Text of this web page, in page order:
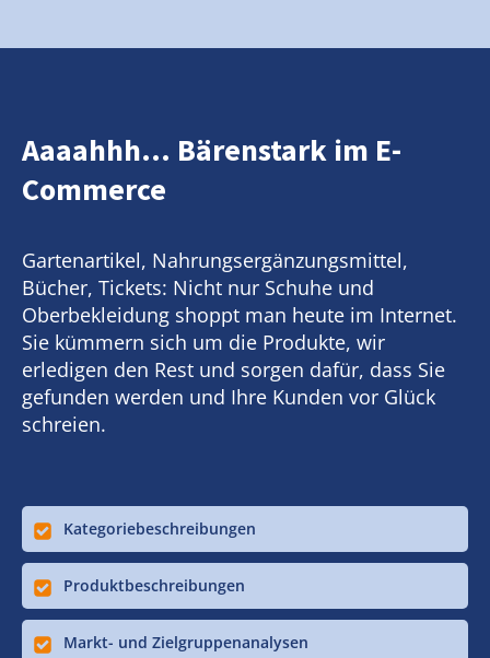
Aaaahhh... Bärenstark im E-
Commerce
Gartenartikel, Nahrungsergänzungsmittel,
Bücher, Tickets: Nicht nur Schuhe und
Oberbekleidung shoppt man heute im Internet.
Sie kümmern sich um die Produkte, wir
erledigen den Rest und sorgen dafür, dass Sie
gefunden werden und Ihre Kunden vor Glück
schreien.
Kategoriebeschreibungen
Produktbeschreibungen
Markt- und Zielgruppenanalysen